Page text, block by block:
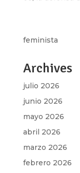
feminista
Archives
julio 2026
junio 2026
mayo 2026
abril 2026
marzo 2026
febrero 2026